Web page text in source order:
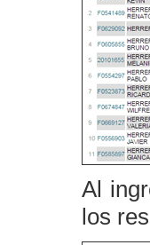
Al
los